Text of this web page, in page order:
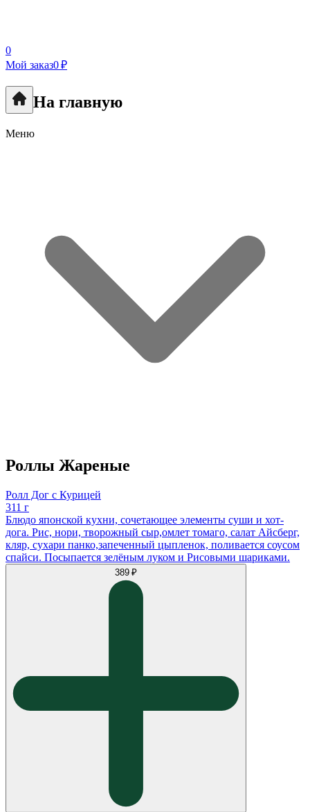
0
Мой заказ0 ₽
На главную
Меню
Роллы Жареные
Ролл Дог с Курицей
311 г
Блюдо японской кухни, сочетающее элементы суши и хот-
дога. Рис, нори, творожный сыр,омлет томаго, салат Айсберг,
кляр, сухари панко,запеченный цыпленок, поливается соусом
спайси. Посыпается зелëным луком и Рисовыми шариками.
389 ₽